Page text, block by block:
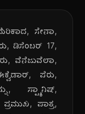
ಸೇನಾ,
ಡಿಸೆಂಬರ್ 17,
ವೆನೆಜುವೆಲಾ,
ಪೆರು,
ಸ್ಪ್ಯಾನಿಷ್,
ಪ್ರಮುಖ, ಪಾತ್ರ,